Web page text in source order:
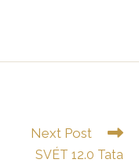
Next Post
SVÉT 12.0 Tata